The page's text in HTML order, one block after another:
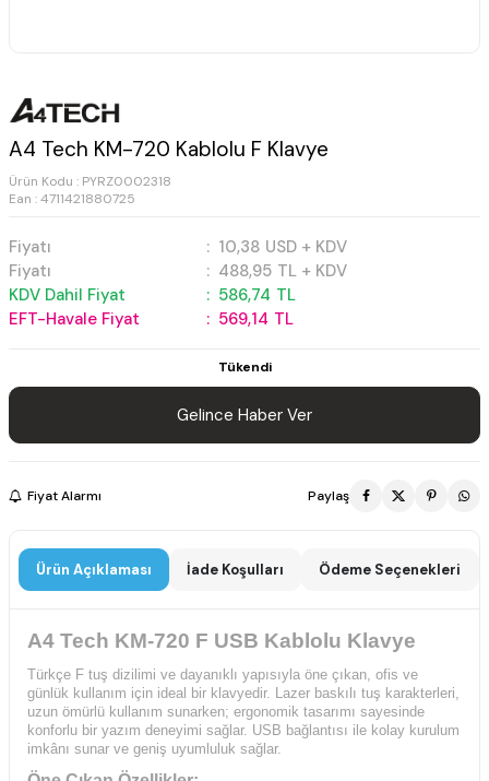
A4 Tech KM-720 Kablolu F Klavye
Ürün Kodu : PYRZ0002318
Ean : 4711421880725
Fiyatı : 10,38 USD + KDV
Fiyatı
: 488,95 TL + KDV
KDV Dahil Fiyat
: 586,74 TL
EFT-Havale Fiyat
: 569,14 TL
Tükendi
Gelince Haber Ver
Fiyat Alarmı Paylaş
Ürün Açıklaması İade Koşulları Ödeme Seçenekleri
A4 Tech KM-720 F USB Kablolu Klavye
Türkçe F tuş dizilimi ve dayanıklı yapısıyla öne çıkan, ofis ve
günlük kullanım için ideal bir klavyedir. Lazer baskılı tuş karakterleri,
uzun ömürlü kullanım sunarken; ergonomik tasarımı sayesinde
konforlu bir yazım deneyimi sağlar. USB bağlantısı ile kolay kurulum
imkânı sunar ve geniş uyumluluk sağlar.